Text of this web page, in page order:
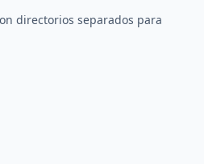
directorios separados para